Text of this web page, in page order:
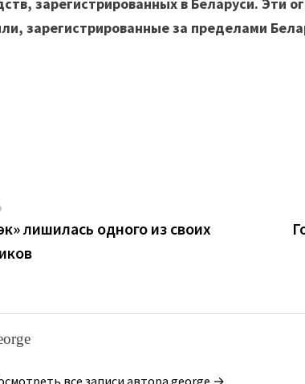
зарегистрированные за пределами
запись:
лишилась одного из своих
все записи автора george →